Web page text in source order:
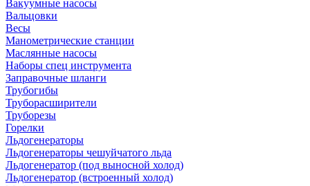
Вакуумные насосы
Вальцовки
Весы
Манометрические станции
Маслянные насосы
Наборы спец инструмента
Заправочные шланги
Трубогибы
Труборасширители
Труборезы
Горелки
Льдогенераторы
Льдогенераторы чешуйчатого льда
Льдогенератор (под выносной холод)
Льдогенератор (встроенный холод)